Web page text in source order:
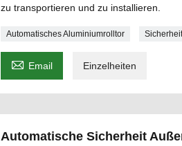
zu transportieren und zu installieren.
Automatisches Aluminiumrolltor
 Email Einzelheiten
Automatische Sicherheit